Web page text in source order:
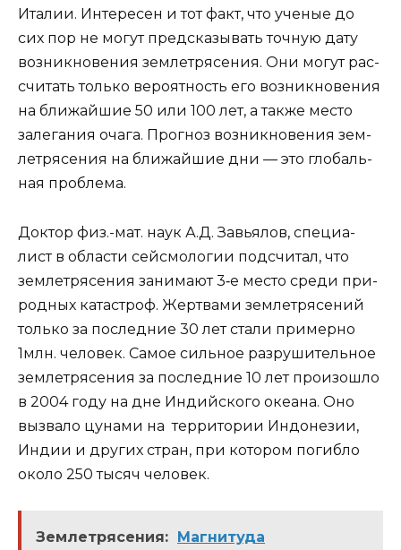
Ита­лии. Инте­ре­сен и тот факт, что уче­ные до
сих пор не могут пред­ска­зы­вать точ­ную дату
воз­ник­но­ве­ния зем­ле­тря­се­ния. Они могут рас­
счи­тать толь­ко веро­ят­ность его воз­ник­но­ве­ния
на бли­жай­шие 50 или 100 лет, а так­же место
зале­га­ния оча­га. Про­гноз воз­ник­но­ве­ния зем­
ле­тря­се­ния на бли­жай­шие дни — это гло­баль­
ная проблема.
Док­тор физ.-мат. наук А.Д. Завья­лов, спе­ци­а­
лист в обла­сти сей­смо­ло­гии под­счи­тал, что
зем­ле­тря­се­ния зани­ма­ют 3‑е место сре­ди при­
род­ных ката­строф. Жерт­ва­ми зем­ле­тря­се­ний
толь­ко за послед­ние 30 лет ста­ли при­мер­но
1млн. чело­век. Самое силь­ное раз­ру­ши­тель­ное
зем­ле­тря­се­ния за послед­ние 10 лет про­изо­шло
в 2004 году на дне Индий­ско­го оке­а­на. Оно
вызва­ло цуна­ми на тер­ри­то­рии Индо­не­зии,
Индии и дру­гих стран, при кото­ром погиб­ло
око­ло 250 тысяч человек.
Землетрясения: Магнитуда